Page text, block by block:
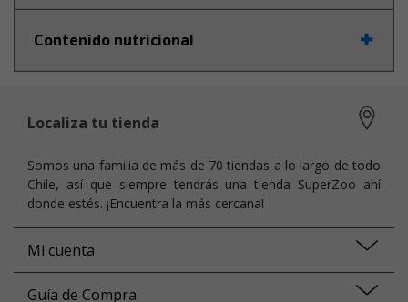
Contenido nutricional
Localiza tu tienda
Somos una familia de más de 70 tiendas a lo largo de todo
Chile, así que siempre tendrás una tienda SuperZoo ahí
donde estés. ¡Encuentra la más cercana!
Mi cuenta
Guía de Compra